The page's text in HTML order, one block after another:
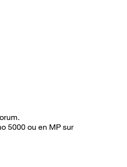
5000 ou en MP sur